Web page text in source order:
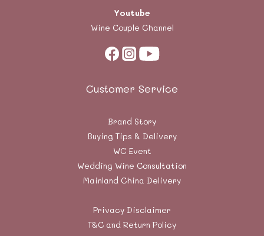
Youtube
Wine Couple Channel
Customer Service
Brand Story
Buying Tips & Delivery
WC Event
Wedding Wine Consultation
Mainland China Delivery
Privacy Disclaimer
T&C and Return Policy